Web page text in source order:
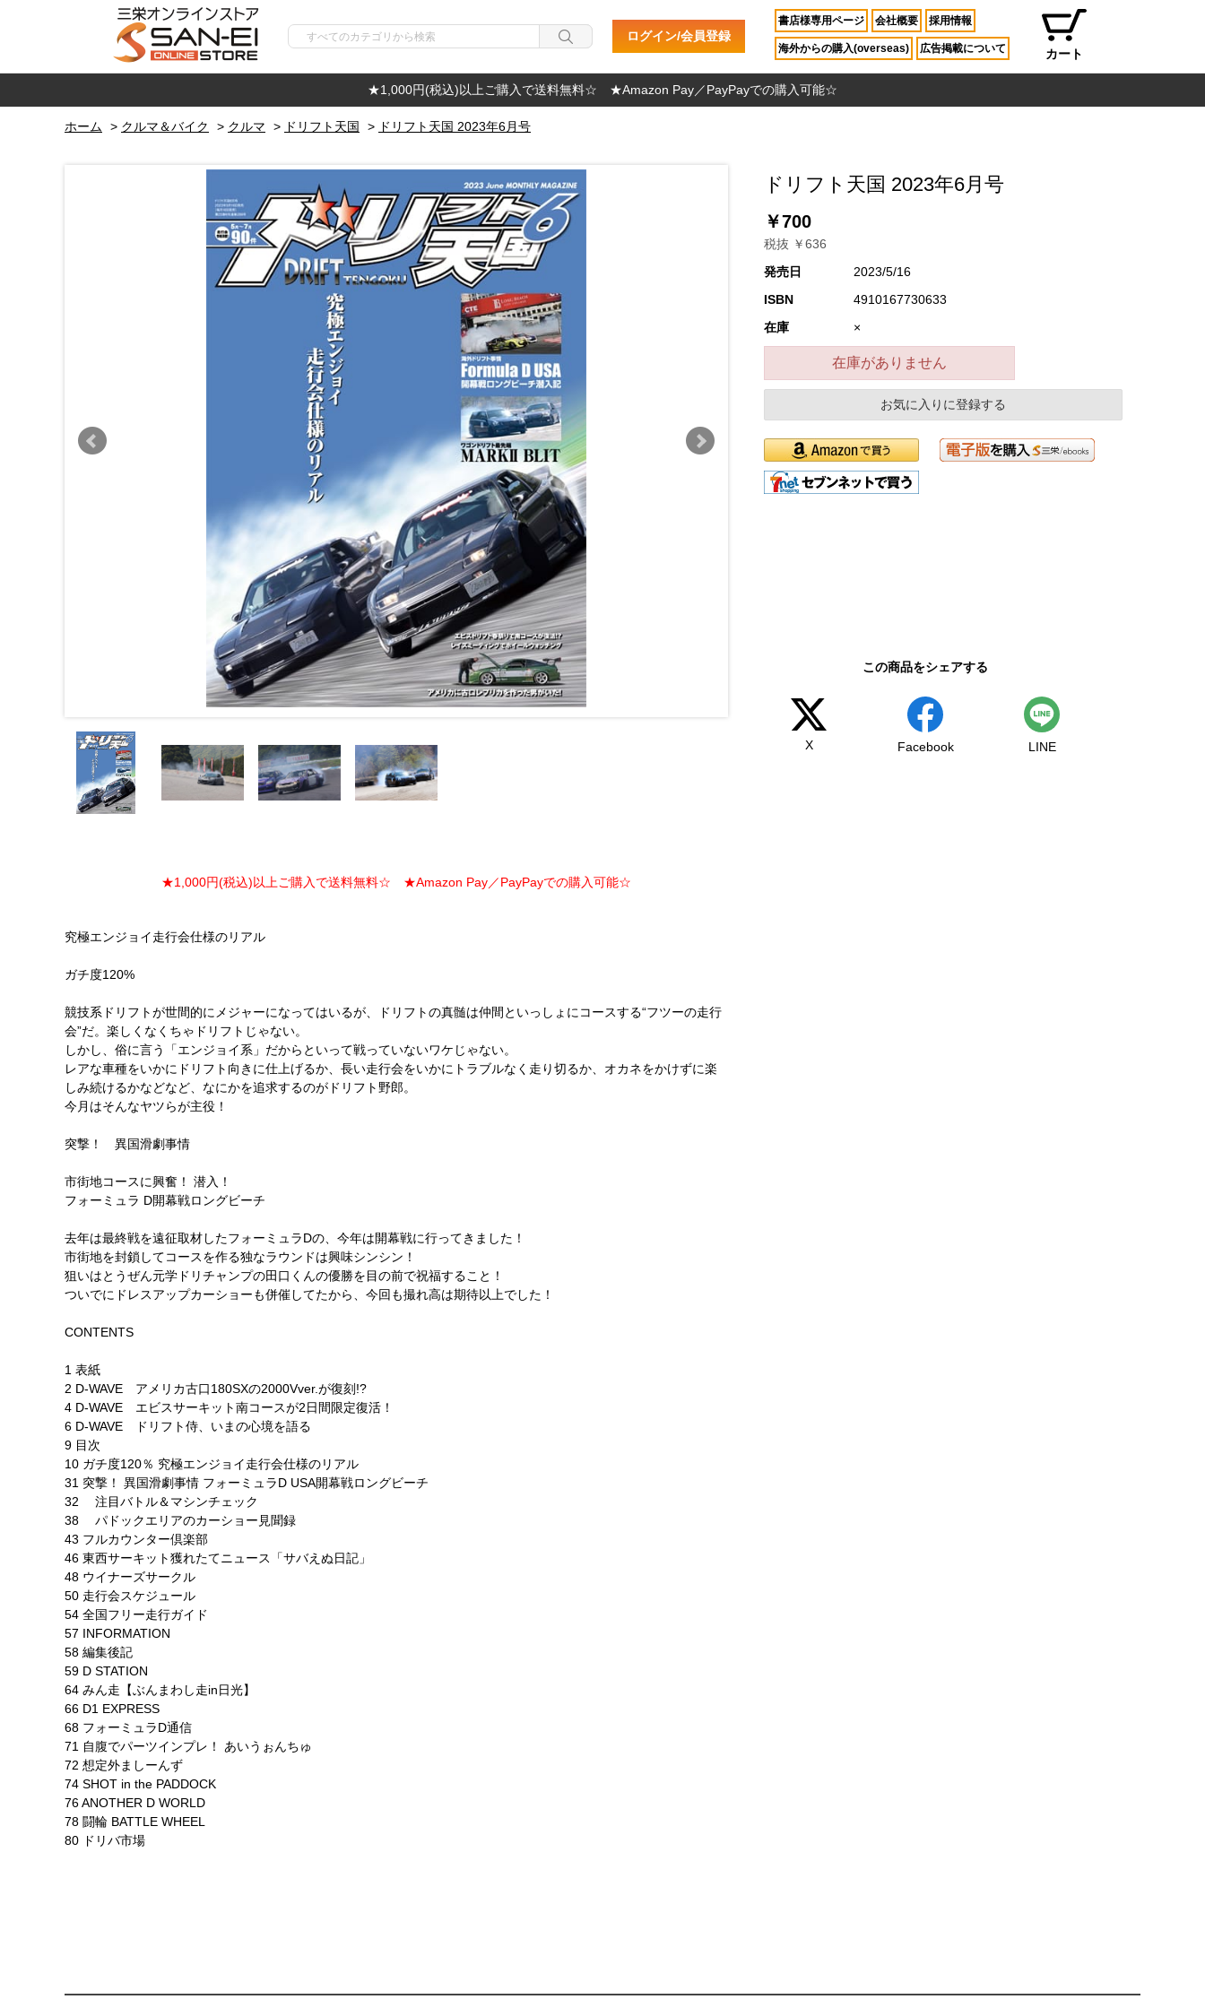
ログイン/会員登録
書店様専用ページ 会社概要 採用情報
海外からの購入(overseas) 広告掲載について カート
★1,000円(税込)以上ご購入で送料無料☆ ★Amazon Pay／PayPayでの購入可能☆
ホーム > クルマ＆バイク > クルマ > ドリフト天国 > ドリフト天国 2023年6月号
★1,000円(税込)以上ご購入で送料無料☆ ★Amazon Pay／PayPayでの購入可能☆
究極エンジョイ走行会仕様のリアル
ガチ度120%
競技系ドリフトが世間的にメジャーになってはいるが、ドリフトの真髄は仲間といっしょにコースする“フツーの走行
会”だ。楽しくなくちゃドリフトじゃない。
しかし、俗に言う「エンジョイ系」だからといって戦っていないワケじゃない。
レアな車種をいかにドリフト向きに仕上げるか、長い走行会をいかにトラブルなく走り切るか、オカネをかけずに楽
しみ続けるかなどなど、なにかを追求するのがドリフト野郎。
今月はそんなヤツらが主役！
突撃！ 異国滑劇事情
市街地コースに興奮！ 潜入！
フォーミュラ D開幕戦ロングビーチ
去年は最終戦を遠征取材したフォーミュラDの、今年は開幕戦に行ってきました！
市街地を封鎖してコースを作る独なラウンドは興味シンシン！
狙いはとうぜん元学ドリチャンプの田口くんの優勝を目の前で祝福すること！
ついでにドレスアップカーショーも併催してたから、今回も撮れ高は期待以上でした！
CONTENTS
1 表紙
2 D-WAVE アメリカ古口180SXの2000Vver.が復刻!?
4 D-WAVE エビスサーキット南コースが2日間限定復活！
6 D-WAVE ドリフト侍、いまの心境を語る
9 目次
10 ガチ度120％ 究極エンジョイ走行会仕様のリアル
31 突撃！ 異国滑劇事情 フォーミュラD USA開幕戦ロングビーチ
32 注目バトル＆マシンチェック
38 パドックエリアのカーショー見聞録
43 フルカウンター倶楽部
46 東西サーキット獲れたてニュース「サバえぬ日記」
48 ウイナーズサークル
50 走行会スケジュール
54 全国フリー走行ガイド
57 INFORMATION
58 編集後記
59 D STATION
64 みん走【ぶんまわし走in日光】
66 D1 EXPRESS
68 フォーミュラD通信
71 自腹でパーツインプレ！ あいうぉんちゅ
72 想定外ましーんず
74 SHOT in the PADDOCK
76 ANOTHER D WORLD
78 闘輪 BATTLE WHEEL
80 ドリバ市場
ドリフト天国 2023年6月号
￥700
税抜 ￥636
発売日
2023/5/16
ISBN
4910167730633
在庫
×
在庫がありません
お気に入りに登録する
この商品をシェアする
X Facebook LINE